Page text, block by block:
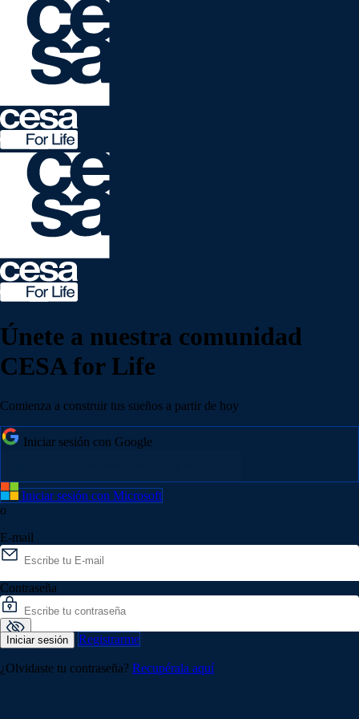
Únete a nuestra comunidad
CESA for Life
Comienza a construir tus sueños a partir de hoy
Iniciar sesión con Google
Iniciar sesión con Microsoft
o
E-mail
Contraseña
Iniciar sesión Registrarme
¿Olvidaste tu contraseña? Recupérala aquí